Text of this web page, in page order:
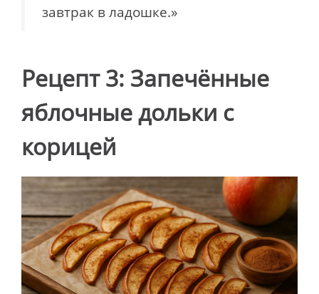
завтрак в ладошке.»
Рецепт 3: Запечённые
яблочные дольки с
корицей